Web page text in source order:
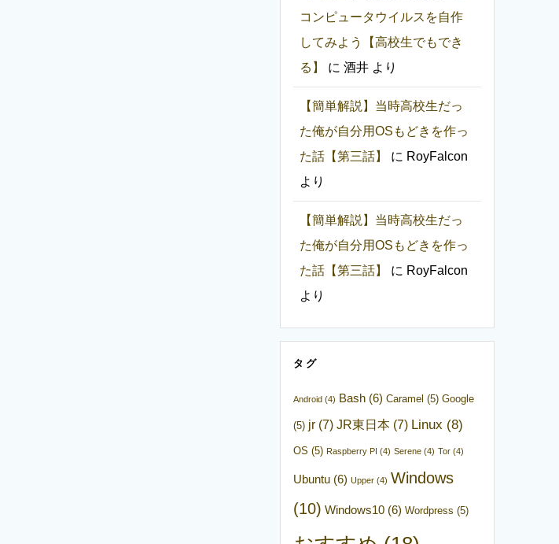
コンピュータウイルスを自作
してみよう【高校生でもでき
る】
に酒井 より
【簡単解説】当時高校生だっ
た俺が自分用OSもどきを作っ
た話【第三話】
に RoyFalcon
より
【簡単解説】当時高校生だっ
た俺が自分用OSもどきを作っ
た話【第三話】
に RoyFalcon
より
タグ
Android (4) Bash (6) Caramel (5) Google
(5) jr (7) JR東日本 (7) Linux (8)
OS (5) Raspberry PI (4) Serene (4) Tor (4)
Ubuntu (6) Upper (4) Windows
(10) Windows10 (6) Wordpress (5)